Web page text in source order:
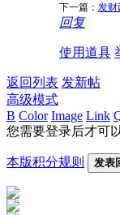
下一篇： 发财
回复
使用道具
返回列表 发新帖
高级模式
B Color Image Link
您需要登录后才可
本版积分规则 发表